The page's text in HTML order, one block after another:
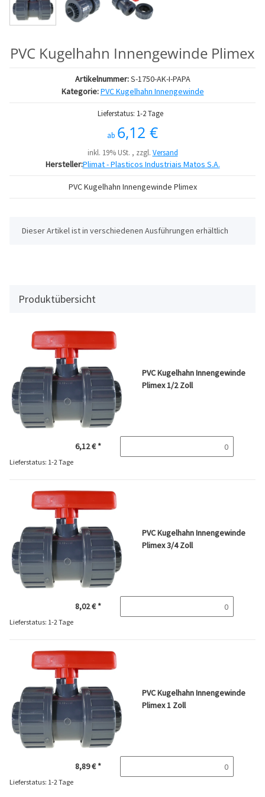
PVC Kugelhahn Innengewinde Plimex
Artikelnummer:S-1750-AK-I-PAPA
Kategorie:PVC Kugelhahn Innengewinde
Lieferstatus: 1-2 Tage
ab 6,12 €
inkl. 19% USt. , zzgl. Versand
Hersteller:Plimat - Plasticos Industriais Matos S.A.
PVC Kugelhahn Innengewinde Plimex
x
Dieser Artikel ist in verschiedenen Ausführungen erhältlich
Produktübersicht
PVC Kugelhahn Innengewinde
Plimex 1/2 Zoll
6,12 €*
Lieferstatus: 1-2 Tage
PVC Kugelhahn Innengewinde
Plimex 3/4 Zoll
8,02 €*
Lieferstatus: 1-2 Tage
PVC Kugelhahn Innengewinde
Plimex 1 Zoll
8,89 €*
Lieferstatus: 1-2 Tage